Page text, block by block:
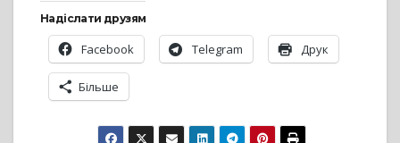
Надіслати друзям
Facebook Telegram Друк
Більше